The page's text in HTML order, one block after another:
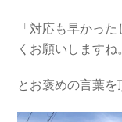
「対応も早かっ
くお願いしますね
とお褒めの言葉を